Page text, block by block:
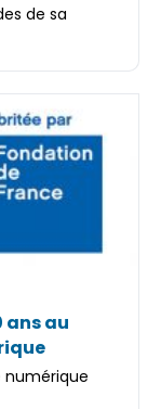
de sa
ans au
numérique